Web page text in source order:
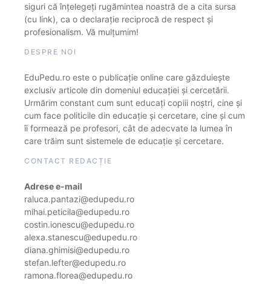
siguri că înțelegeți rugămintea noastră de a cita sursa
(cu link), ca o declarație reciprocă de respect și
profesionalism. Vă mulțumim!
DESPRE NOI
EduPedu.ro este o publicație online care găzduiește
exclusiv articole din domeniul educației și cercetării.
Urmărim constant cum sunt educați copiii noștri, cine și
cum face politicile din educație și cercetare, cine și cum
îi formează pe profesori, cât de adecvate la lumea în
care trăim sunt sistemele de educație și cercetare.
CONTACT REDACȚIE
Adrese e-mail
raluca.pantazi@edupedu.ro
mihai.peticila@edupedu.ro
costin.ionescu@edupedu.ro
alexa.stanescu@edupedu.ro
diana.ghimisi@edupedu.ro
stefan.lefter@edupedu.ro
ramona.florea@edupedu.ro